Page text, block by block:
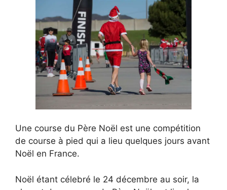
Une course du Père Noël est une compétition
de course à pied qui a lieu quelques jours avant
Noël en France.
Noël étant célebré le 24 décembre au soir, la